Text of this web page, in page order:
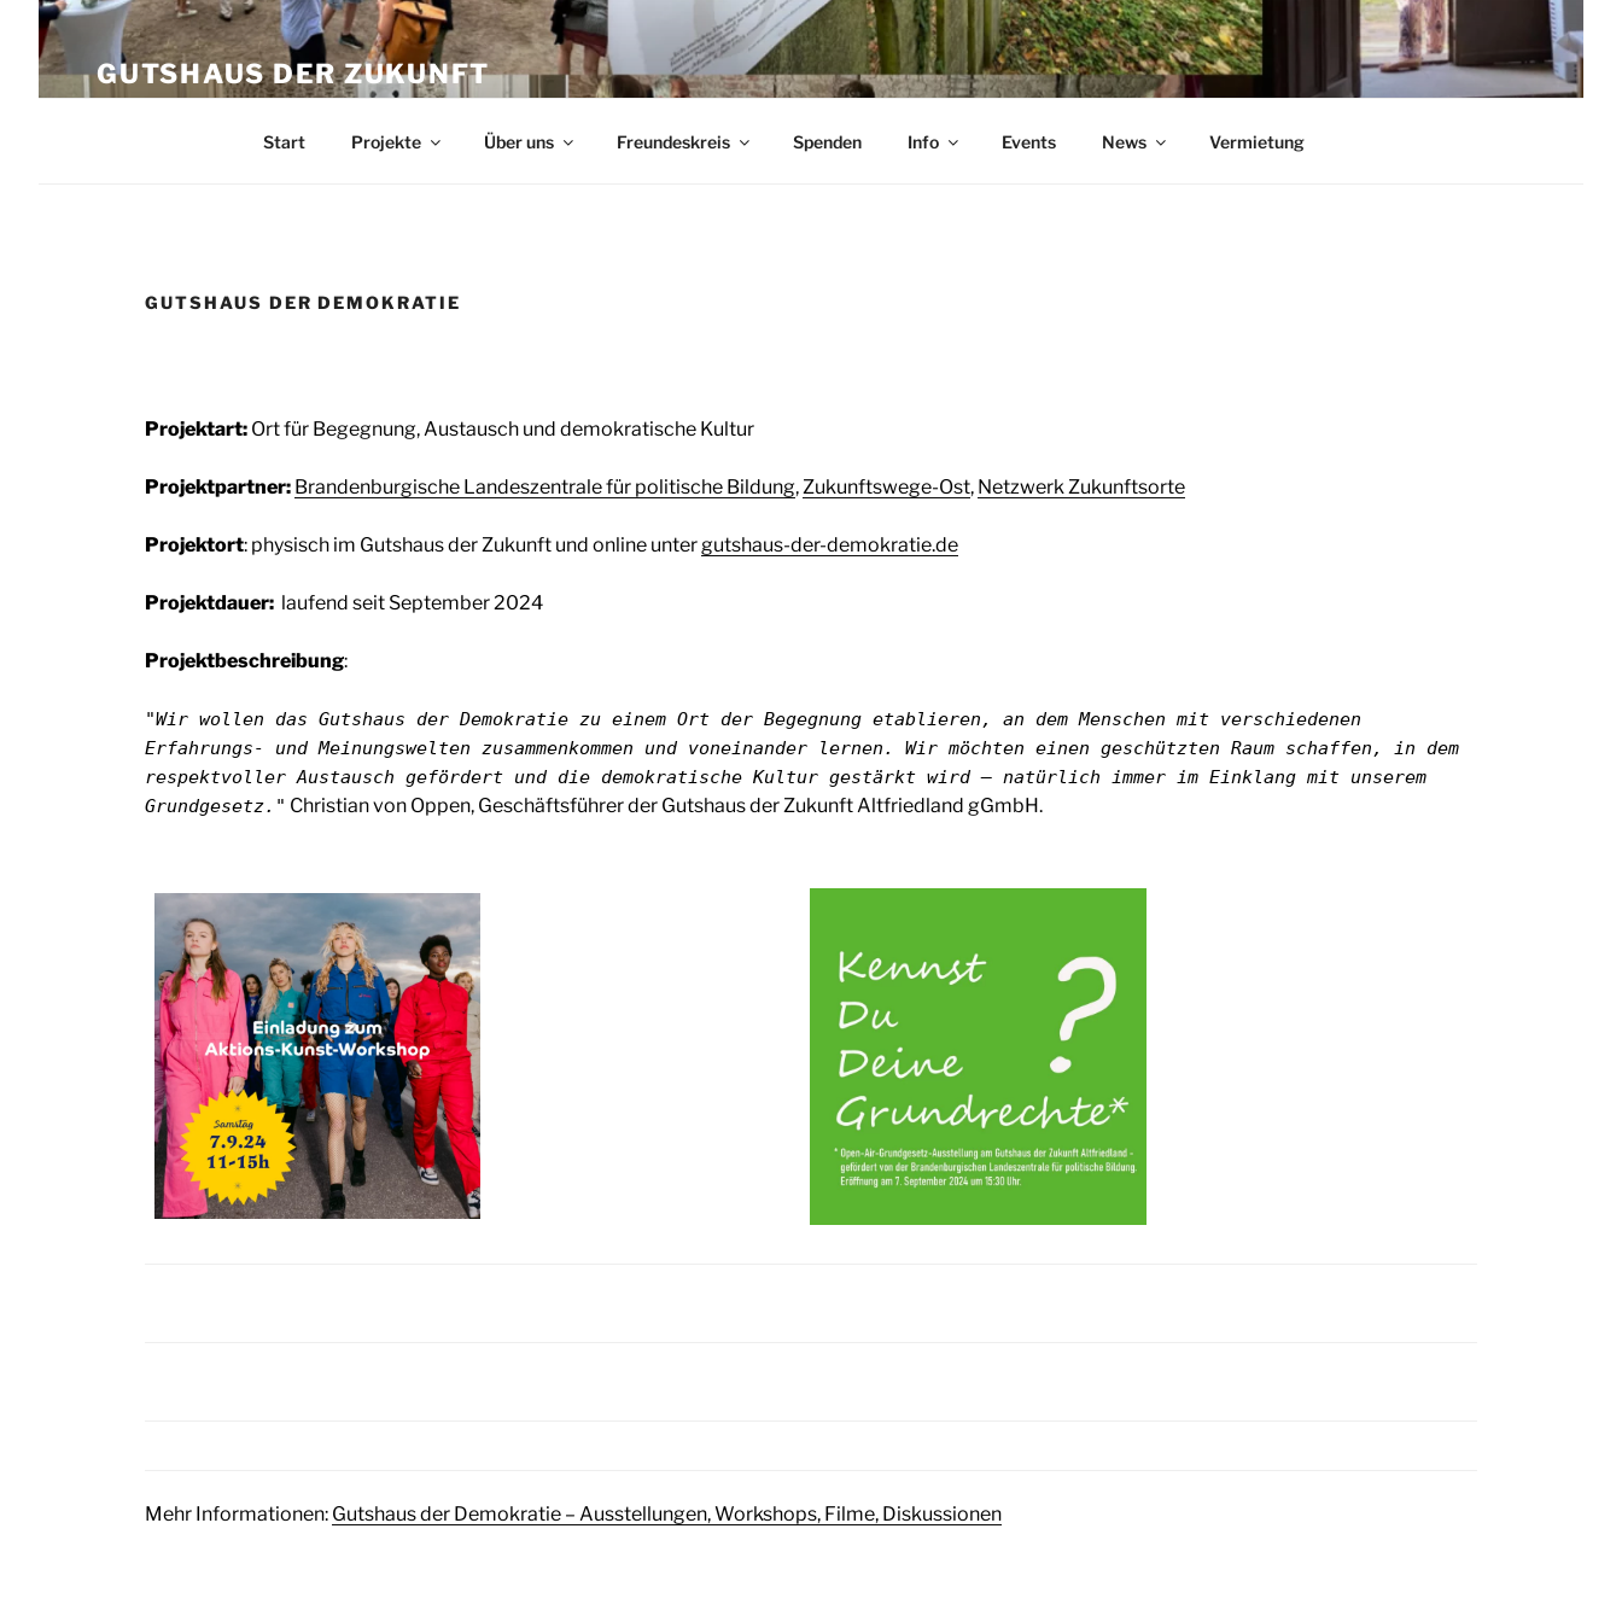
Zum
Inhalt
springenGUTSHAUS DER ZUKUNFT
Start Projekte Über uns Freundeskreis Spenden Info Events News Vermietung
GUTSHAUS DER DEMOKRATIE
Projektart: Ort für Begegnung, Austausch und demokratische Kultur
Projektpartner: Brandenburgische Landeszentrale für politische Bildung, Zukunftswege-Ost, Netzwerk Zukunftsorte
Projektort: physisch im Gutshaus der Zukunft und online unter gutshaus-der-demokratie.de
Projektdauer: laufend seit September 2024
Projektbeschreibung:
"Wir wollen das Gutshaus der Demokratie zu einem Ort der Begegnung etablieren, an dem Menschen mit verschiedenen
Erfahrungs- und Meinungswelten zusammenkommen und voneinander lernen. Wir möchten einen geschützten Raum schaffen, in dem
respektvoller Austausch gefördert und die demokratische Kultur gestärkt wird – natürlich immer im Einklang mit unserem
Grundgesetz." Christian von Oppen, Geschäftsführer der Gutshaus der Zukunft Altfriedland gGmbH.
Mehr Informationen: Gutshaus der Demokratie – Ausstellungen, Workshops, Filme, Diskussionen